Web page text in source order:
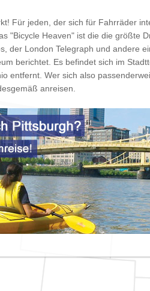
Für jeden, der sich für Fahrräder
"Bicycle Heaven" ist die die größte
der London Telegraph und andere
berichtet. Es befindet sich im
entfernt. Wer sich also
anreisen.